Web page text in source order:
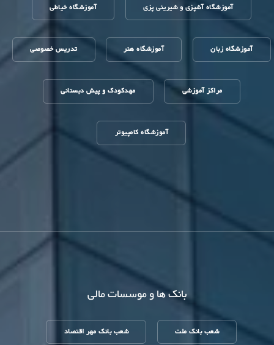
آموزشگاه آشپزی و شیرینی پزی آموزشگاه خیاطی
آموزشگاه زبان آموزشگاه هنر تدریس خصوصی
مراکز آموزشی مهدکودک و پیش دبستانی
آموزشگاه کامپیوتر
بانک ها و موسسات مالی
شعب بانک ملت شعب بانک مهر اقتصاد